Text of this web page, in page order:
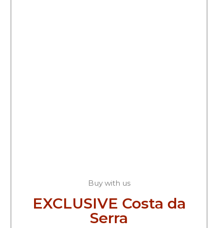
Buy with us
EXCLUSIVE Costa da
Serra